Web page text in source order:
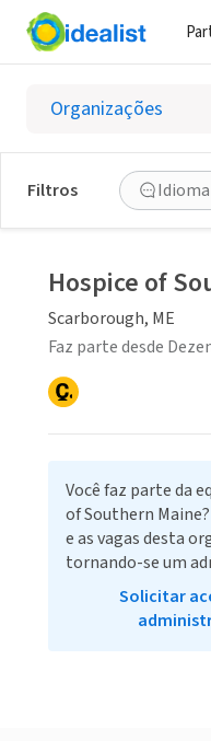
Filtros
Hospice of
Scarborough, ME
Faz parte desde
Você faz parte da
of Southern
e as vagas desta
tornando-se um
Solicitar